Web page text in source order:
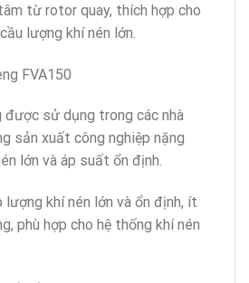
từ rotor quay, thích hợp cho
lượng khí nén lớn.
FVA150
được sử dụng trong các nhà
sản xuất công nghiệp nặng
lớn và áp suất ổn định.
lượng khí nén lớn và ổn định, ít
phù hợp cho hệ thống khí nén